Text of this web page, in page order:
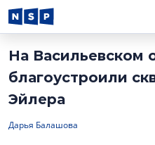
На Васильевском
благоустроили
Эйлера
Дарья Балашова